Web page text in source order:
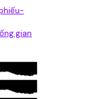
gian